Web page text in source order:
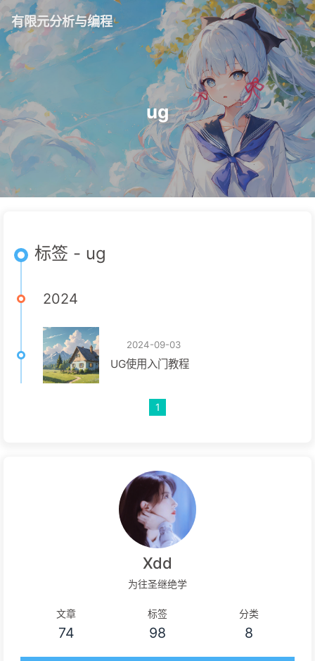
有限元分析与编程
ug
标签 - ug
2024
2024-09-03
UG使用入门教程
1
Xdd
为往圣继绝学
文章
74
标签
98
分类
8